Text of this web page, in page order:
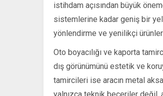
istihdam açısından büyük
sistemlerine kadar geniş bir
yönlendirme ve yenilikçi
Oto boyacılığı ve kaporta
dış görünümünü estetik ve
tamircileri ise aracın metal